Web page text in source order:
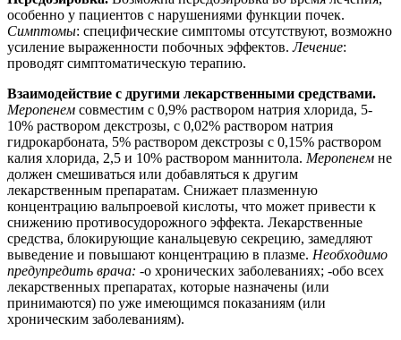
особенно у пациентов с нарушениями функции почек.
Симптомы: специфические симптомы отсутствуют, возможно
усиление выраженности побочных эффектов.Лечение:
проводят симптоматическую терапию.
Взаимодействие с другими лекарственными средствами.
Меропенем совместим с 0,9% раствором натрия хлорида, 5-
10% раствором декстрозы, с 0,02% раствором натрия
гидрокарбоната, 5% раствором декстрозы с 0,15% раствором
калия хлорида, 2,5 и 10% раствором маннитола. Меропенем не
должен смешиваться или добавляться к другим
лекарственным препаратам. Снижает плазменную
концентрацию вальпроевой кислоты, что может привести к
снижению противосудорожного эффекта. Лекарственные
средства, блокирующие канальцевую секрецию, замедляют
выведение и повышают концентрацию в плазме. Необходимо
предупредить врача: -о хронических заболеваниях; -обо всех
лекарственных препаратах, которые назначены (или
принимаются) по уже имеющимся показаниям (или
хроническим заболеваниям).